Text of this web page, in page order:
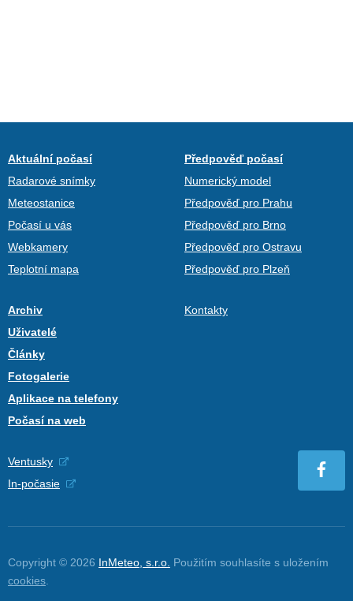
Aktuální počasí
Radarové snímky
Meteostanice
Počasí u vás
Webkamery
Teplotní mapa
Předpověď počasí
Numerický model
Předpověď pro Prahu
Předpověď pro Brno
Předpověď pro Ostravu
Předpověď pro Plzeň
Archiv
Uživatelé
Články
Fotogalerie
Aplikace na telefony
Počasí na web
Kontakty
Ventusky
In-počasie
Copyright © 2026 InMeteo, s.r.o. Použitím souhlasíte s uložením
cookies